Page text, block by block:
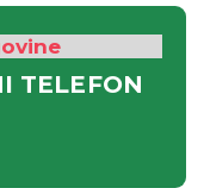
TELEFON